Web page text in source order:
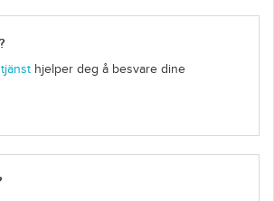
hjelper deg å besvare dine